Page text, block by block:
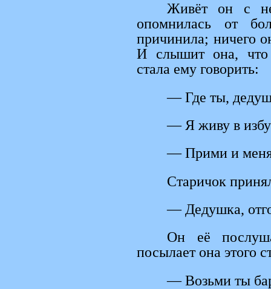
Живёт он с
опомнилась от
причинила; ничего
И слышит она, что
стала ему говорить:
— Где ты,
— Я живу в
— Прими и
Старичок
— Дедушка,
Он её
посылает она этого
— Возьми ты